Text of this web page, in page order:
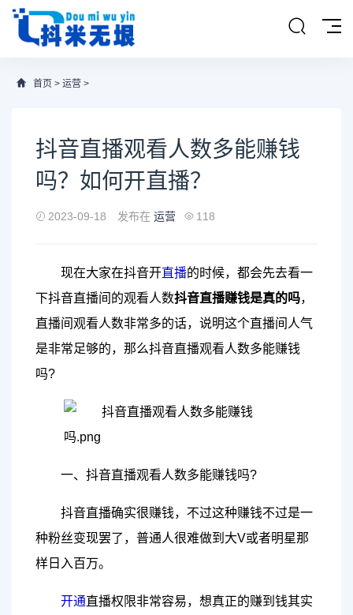
首页 > 运营 >
抖音直播观看人数多能赚钱
吗？如何开直播？
2023-09-18 发布在 运营 118
现在大家在抖音开直播的时候，都会先去看一
下抖音直播间的观看人数抖音直播赚钱是真的吗，
直播间观看人数非常多的话，说明这个直播间人气
是非常足够的，那么抖音直播观看人数多能赚钱
吗?
一、抖音直播观看人数多能赚钱吗?
抖音直播确实很赚钱，不过这种赚钱不过是一
种粉丝变现罢了，普通人很难做到大V或者明星那
样日入百万。
开通直播权限非常容易，想真正的赚到钱其实